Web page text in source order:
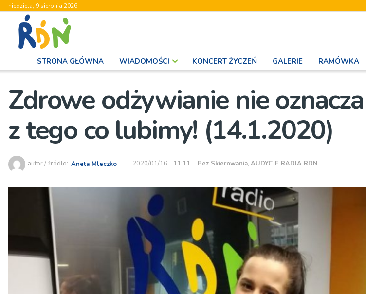
niedziela, 9 sierpnia 2026
STRONA GŁÓWNA WIADOMOŚCI KONCERT ŻYCZEŃ GALERIE RAMÓWKA
Zdrowe odżywianie nie
z tego co lubimy! (14.1.2020)
autor / źródło: Aneta Mleczko 2020/01/16 - 11:11 - Bez Skierowania,AUDYCJE RADIA RDN